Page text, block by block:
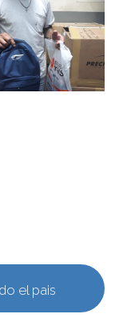
el pais